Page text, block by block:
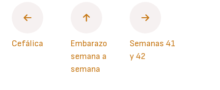
Cefálica
Embarazo
semana a
semana
Semanas 41
y 42